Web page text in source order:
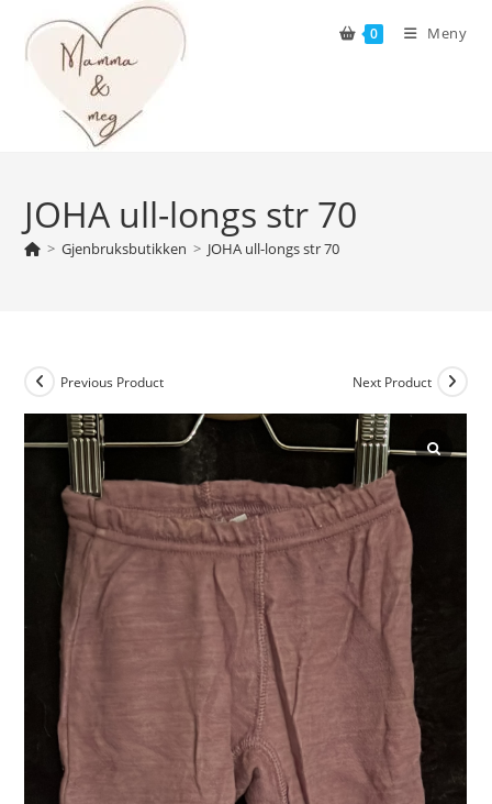
content
0 Meny
JOHA ull-longs str 70
> Gjenbruksbutikken > JOHA ull-longs str 70
Previous Product Next Product